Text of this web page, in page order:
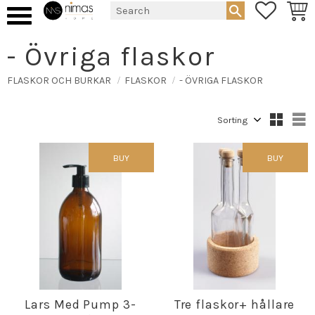
- Övriga flaskor
FLASKOR OCH BURKAR FLASKOR - ÖVRIGA FLASKOR
Lars Med Pump 3-
BUY
Tre flaskor+ hållare
BUY